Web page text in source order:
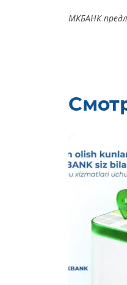
МКБАНК